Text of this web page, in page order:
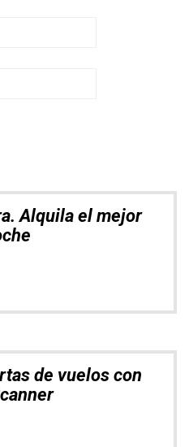
Alquila el mejor
de vuelos con